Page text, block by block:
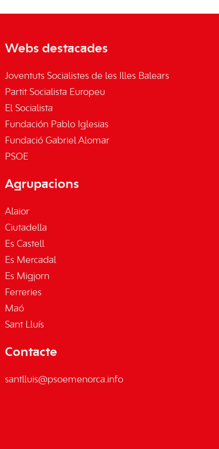
Webs destacades
Joventuts Socialistes de les Illes Balears
Partit Socialista Europeu
El Socialista
Fundación Pablo Iglesias
Fundació Gabriel Alomar
PSOE
Agrupacions
Alaior
Ciutadella
Es Castell
Es Mercadal
Es Migjorn
Ferreries
Maó
Sant Lluís
Contacte
santlluis@psoemenorca.info